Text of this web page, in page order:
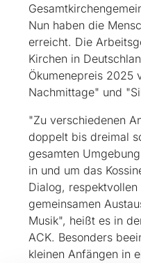
Nun haben die
erreicht. Die
Kirchen in
Ökumenepreis 2025
Nachmittage" und
"Zu verschiedenen
doppelt bis dreimal
gesamten
in und um das
Dialog,
gemeinsamen
Musik", heißt es in
ACK. Besonders
kleinen Anfängen in